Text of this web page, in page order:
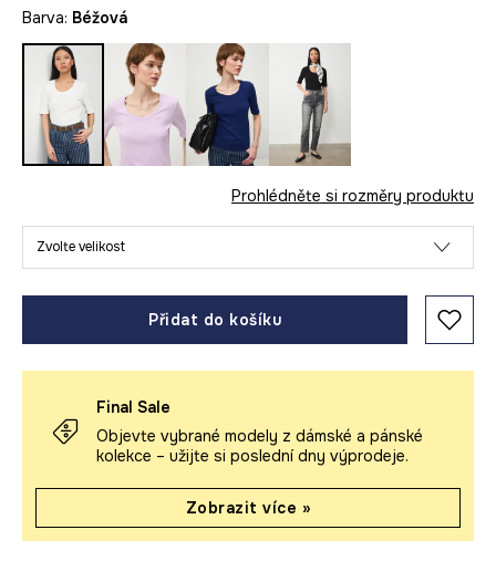
Barva: béžová
Prohlédněte si rozměry produktu
Zvolte velikost
Přidat do košíku
Final Sale
Objevte vybrané modely z dámské a pánské
kolekce – užijte si poslední dny výprodeje.
Zobrazit více »